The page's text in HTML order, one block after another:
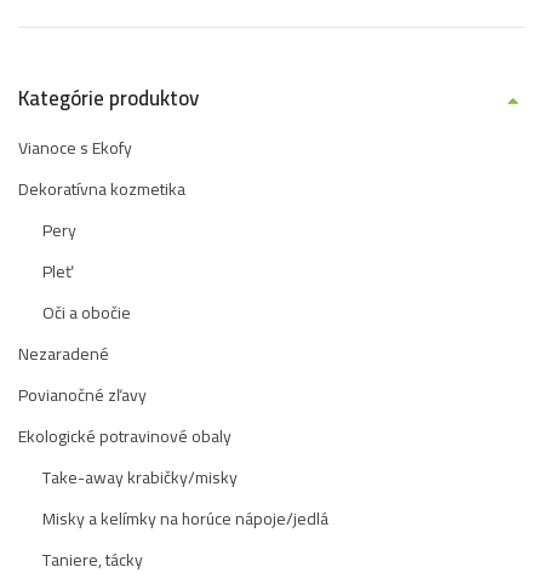
Kategórie produktov
Vianoce s Ekofy
Dekoratívna kozmetika
Pery
Pleť
Oči a obočie
Nezaradené
Povianočné zľavy
Ekologické potravinové obaly
Take-away krabičky/misky
Misky a kelímky na horúce nápoje/jedlá
Taniere, tácky